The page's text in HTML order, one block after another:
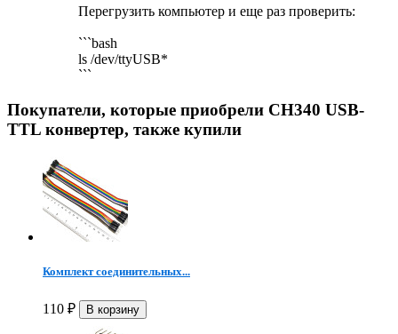
Перегрузить компьютер и еще раз проверить:
```bash
ls /dev/ttyUSB*
```
Покупатели, которые приобрели CH340 USB-
TTL конвертер, также купили
Комплект соединительных...
110 ₽